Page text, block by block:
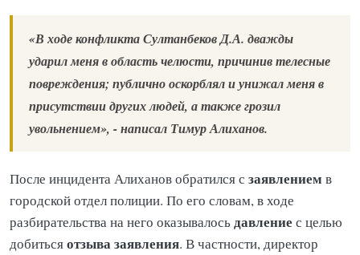
«В ходе конфликта Султанбеков Д.А. дважды
ударил меня в область челюсти, причинив телесные
повреждения; публично оскорблял и унижал меня в
присутствии других людей, а также грозил
увольнением», - написал Тимур Алиханов.
После инцидента Алиханов обратился с заявлением в
городской отдел полиции. По его словам, в ходе
разбирательства на него оказывалосьдавление с целью
добитьсяотзыва заявления. В частности, директор